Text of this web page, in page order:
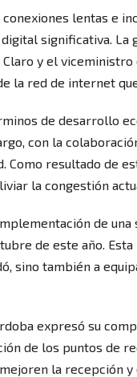
lentas e
significativa. La
y el
la red de internet
de desarrollo
con la
Como resultado de
la congestión
de
de este año.
sino también a
expresó su
de los puntos de
la recepción